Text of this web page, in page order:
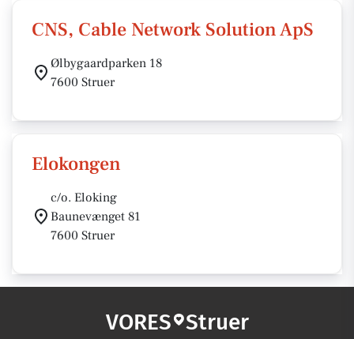
CNS, Cable Network Solution ApS
Ølbygaardparken 18
7600 Struer
Elokongen
c/o. Eloking
Baunevænget 81
7600 Struer
VORES Struer